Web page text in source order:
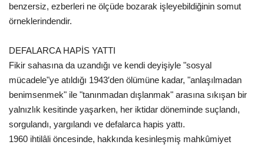
benzersiz, ezberleri ne ölçüde bozarak işleyebildiğinin somut
örneklerindendir.
DEFALARCA HAPİS YATTI
Fikir sahasına da uzandığı ve kendi deyişiyle "sosyal
mücadele"ye atıldığı 1943′den ölümüne kadar, "anlaşılmadan
benimsenmek" ile "tanınmadan dışlanmak" arasına sıkışan bir
yalnızlık kesitinde yaşarken, her iktidar döneminde suçlandı,
sorgulandı, yargılandı ve defalarca hapis yattı.
1960 ihtilâli öncesinde, hakkında kesinleşmiş mahkûmiyet